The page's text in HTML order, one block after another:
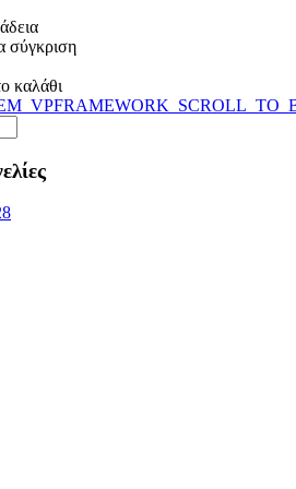
σύγκριση
καλάθι